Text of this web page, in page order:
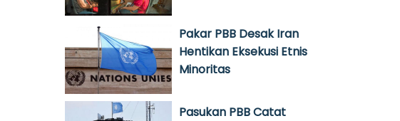
Pakar PBB Desak Iran
Hentikan Eksekusi Etnis
Minoritas
Pasukan PBB Catat